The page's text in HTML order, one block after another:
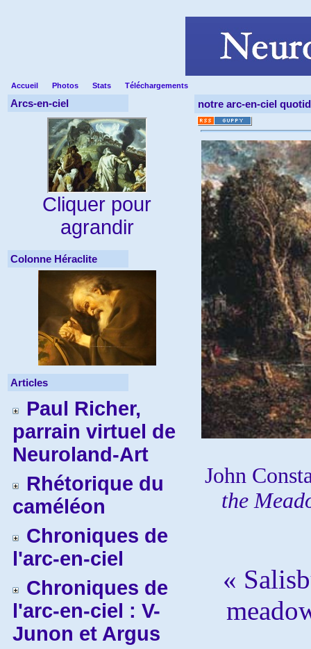
Accueil Photos Stats Téléchargements
Arcs-en-ciel
Cliquer pour
agrandir
Colonne Héraclite
Articles
Paul Richer,
parrain virtuel de
Neuroland-Art
Rhétorique du
caméléon
Chroniques de
l'arc-en-ciel
Chroniques de
l'arc-en-ciel : V-
Junon et Argus
notre arc-en-ciel
John
the
«